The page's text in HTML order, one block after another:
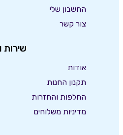
החשבון שלי
צור קשר
שירות
אודות
תקנון החנות
החלפות והחזרות
מדיניות משלוחים